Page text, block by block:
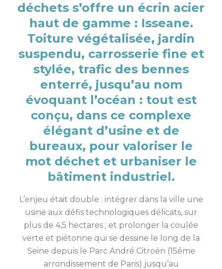
déchets s’offre un écrin acier
haut de gamme : Isseane.
Toiture végétalisée, jardin
suspendu, carrosserie fine et
stylée, trafic des bennes
enterré, jusqu’au nom
évoquant l’océan : tout est
conçu, dans ce complexe
élégant d’usine et de
bureaux, pour valoriser le
mot déchet et urbaniser le
bâtiment industriel.
L’enjeu était double : intégrer dans la ville une
usine aux défis technologiques délicats, sur
plus de 4,5 hectares ; et prolonger la coulée
verte et piétonne qui se dessine le long de la
Seine depuis le Parc André Citroën (15éme
arrondissement de Paris) jusqu’au